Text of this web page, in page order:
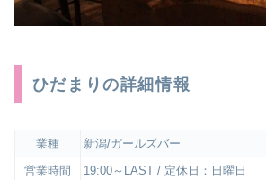
ひだまりの詳細情報
業種
新潟/ガールズバー
営業時間
19:00～LAST / 定休日：日曜日